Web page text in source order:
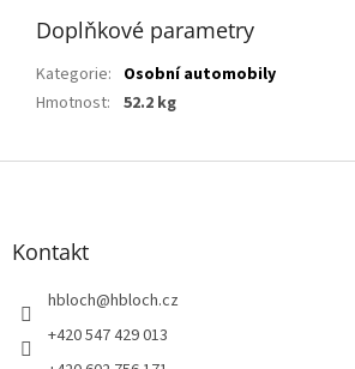
Doplňkové parametry
Kategorie: Osobní automobily
Hmotnost: 52.2 kg
Z
Kontakt
hbloch@hbloch.cz
+420 547 429 013